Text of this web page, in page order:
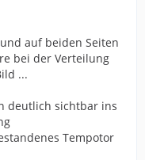
auf beiden Seiten
bei der Verteilung
...
deutlich sichtbar ins
Tempotor